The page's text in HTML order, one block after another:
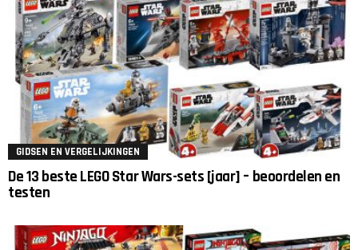
GIDSEN EN VERGELIJKINGEN
De 13 beste LEGO Star Wars-sets [jaar] – beoordelen en
testen